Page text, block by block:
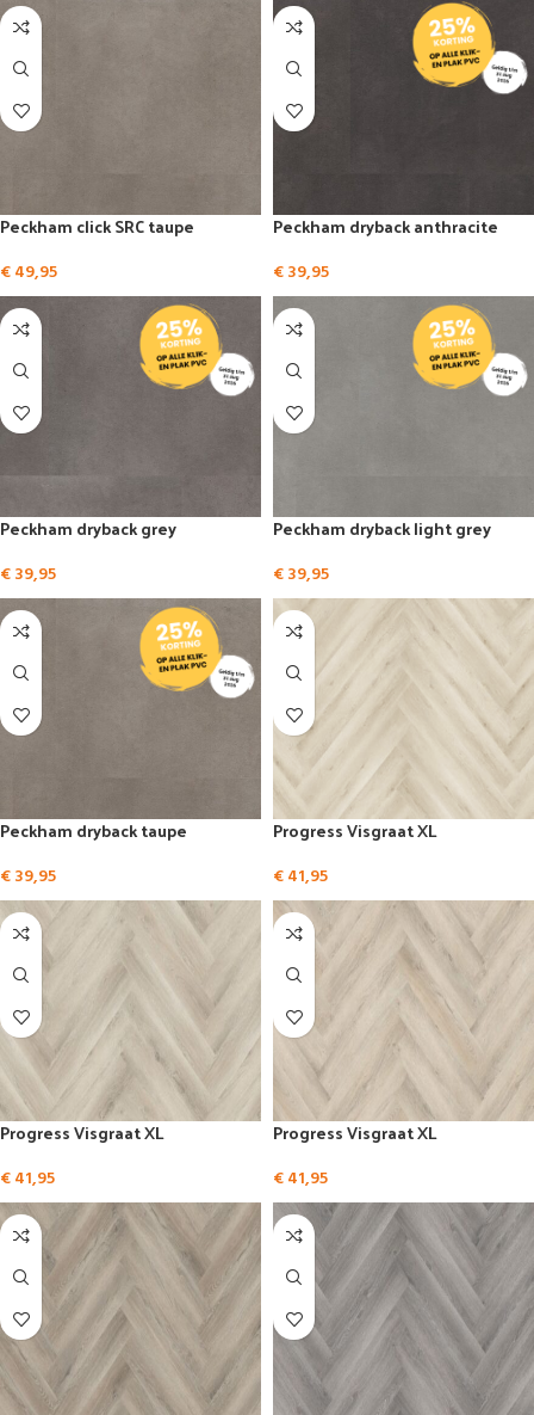
Peckham click SRC taupe
€49,95
Peckham dryback anthracite
€39,95
Peckham dryback grey
€39,95
Peckham dryback light grey
€39,95
Peckham dryback taupe
€39,95
Progress Visgraat XL
€41,95
Progress Visgraat XL
€41,95
Progress Visgraat XL
€41,95